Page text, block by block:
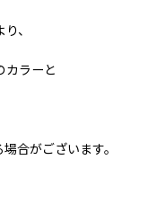
、
カラーと
合がございます。